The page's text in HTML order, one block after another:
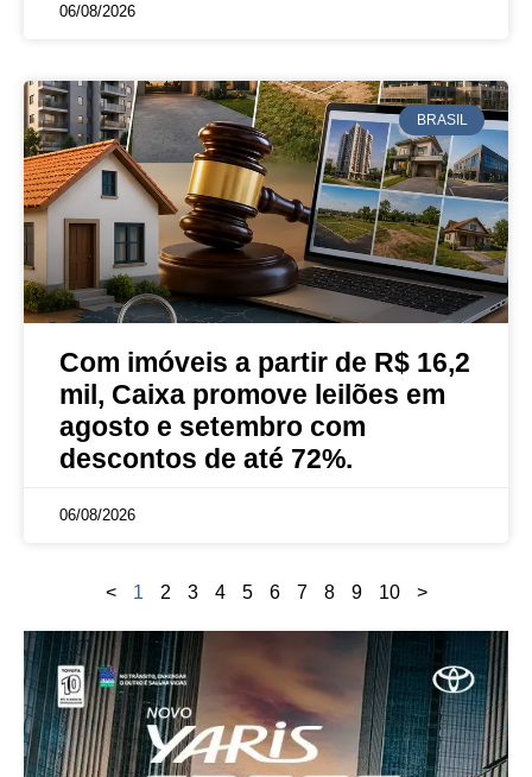
06/08/2026
BRASIL
Com imóveis a partir de R$ 16,2
mil, Caixa promove leilões em
agosto e setembro com
descontos de até 72%.
06/08/2026
< 1 2 3 4 5 6 7 8 9 10 >